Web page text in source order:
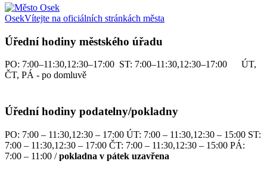
OsekVítejte na oficiálních stránkách města
Úřední hodiny městského úřadu
PO: 7:00–11:30,12:30–17:00 ST: 7:00–11:30,12:30–17:00 ÚT,
ČT, PÁ - po domluvě
Úřední hodiny podatelny/pokladny
PO: 7:00 – 11:30,12:30 – 17:00 ÚT: 7:00 – 11:30,12:30 – 15:00 ST:
7:00 – 11:30,12:30 – 17:00 ČT: 7:00 – 11:30,12:30 – 15:00 PÁ:
7:00 – 11:00 /pokladna v pátek uzavřena